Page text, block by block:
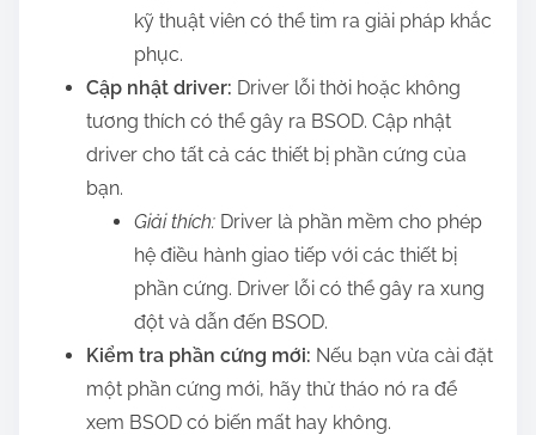
kỹ thuật viên có thể tìm ra giải pháp khắc
phục.
Cập nhật driver: Driver lỗi thời hoặc không
tương thích có thể gây ra BSOD. Cập nhật
driver cho tất cả các thiết bị phần cứng của
bạn.
Giải thích: Driver là phần mềm cho phép
hệ điều hành giao tiếp với các thiết bị
phần cứng. Driver lỗi có thể gây ra xung
đột và dẫn đến BSOD.
Kiểm tra phần cứng mới: Nếu bạn vừa cài đặt
một phần cứng mới, hãy thử tháo nó ra để
xem BSOD có biến mất hay không.